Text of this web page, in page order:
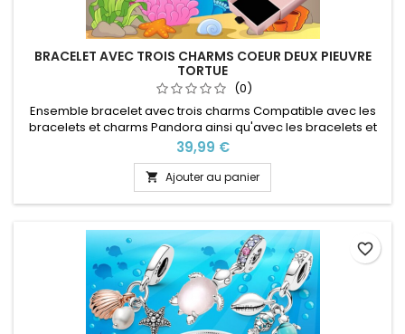
BRACELET AVEC TROIS CHARMS COEUR DEUX PIEUVRE
TORTUE
(0)
Ensemble bracelet avec trois charms Compatible avec les
bracelets et charms Pandora ainsi qu'avec les bracelets et
charms de notre site idéal pour : Noël, Saint Valentin,
anniversaire, anniversaire de mariage Plusieurs tailles
disponible Pour la dimensions nous conseillons 2cm en plus
par rapport à la circonférence de votre poignet
Prix
39,99 €
 Ajouter au panier
favorite_border